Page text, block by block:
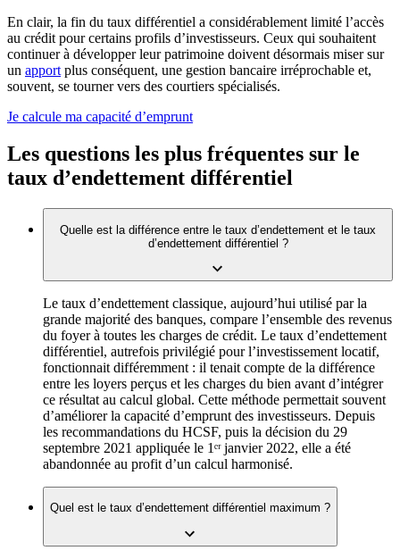
En clair, la fin du taux différentiel a considérablement limité l’accès
au crédit pour certains profils d’investisseurs. Ceux qui souhaitent
continuer à développer leur patrimoine doivent désormais miser sur
un apport plus conséquent, une gestion bancaire irréprochable et,
souvent, se tourner vers des courtiers spécialisés.
Je calcule ma capacité d’emprunt
Les questions les plus fréquentes sur le
taux d’endettement différentiel
Quelle est la différence entre le taux d’endettement et le taux
d’endettement différentiel ?
Le taux d’endettement classique, aujourd’hui utilisé par la
grande majorité des banques, compare l’ensemble des revenus
du foyer à toutes les charges de crédit. Le taux d’endettement
différentiel, autrefois privilégié pour l’investissement locatif,
fonctionnait différemment : il tenait compte de la différence
entre les loyers perçus et les charges du bien avant d’intégrer
ce résultat au calcul global. Cette méthode permettait souvent
d’améliorer la capacité d’emprunt des investisseurs. Depuis
les recommandations du HCSF, puis la décision du 29
septembre 2021 appliquée le 1ᵉʳ janvier 2022, elle a été
abandonnée au profit d’un calcul harmonisé.
Quel est le taux d’endettement différentiel maximum ?